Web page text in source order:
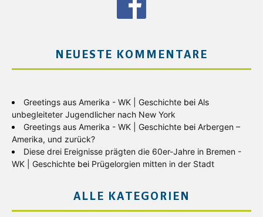
NEUESTE KOMMENTARE
Greetings aus Amerika - WK | Geschichte bei Als
unbegleiteter Jugendlicher nach New York
Greetings aus Amerika - WK | Geschichte bei Arbergen –
Amerika, und zurück?
Diese drei Ereignisse prägten die 60er-Jahre in Bremen -
WK | Geschichte bei Prügelorgien mitten in der Stadt
ALLE KATEGORIEN